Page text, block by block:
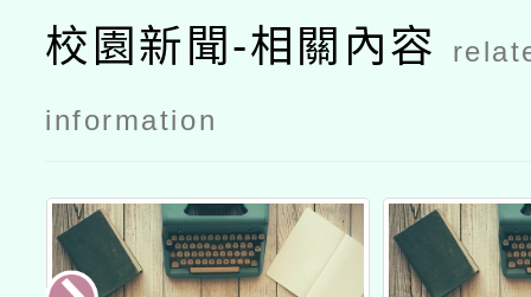
校園新聞-相關內容
information